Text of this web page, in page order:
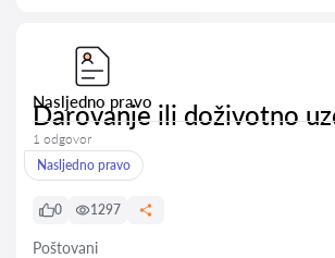
Nasljedno pravo
Darovanje ili doživotno
1 odgovor
Nasljedno pravo
0 1297
Poštovani